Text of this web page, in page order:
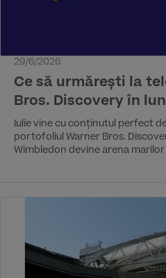
29/6/2026
Ce să urmărești la
Bros. Discovery în
Iulie vine cu conținutul perfect
portofoliul Warner Bros.
Wimbledon devine arena